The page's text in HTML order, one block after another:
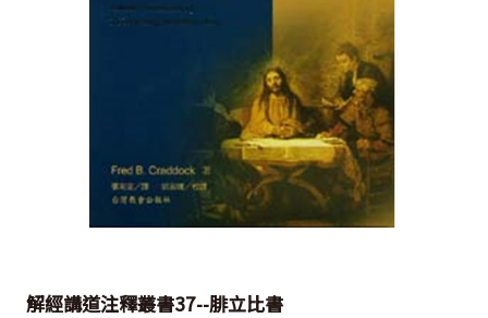
解經講道注釋叢書37--腓立比書